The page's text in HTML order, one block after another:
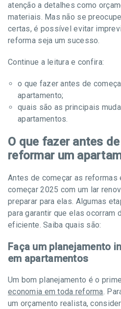
atenção a detalhes como
materiais. Mas não se
certas, é possível evitar
reforma seja um sucesso.
Continue a leitura e confira:
o que fazer antes de
apartamento;
quais são as principais
apartamentos.
O que fazer antes
reformar um
Antes de começar as reformas
começar 2025 com um lar
preparar para elas. Algumas
para garantir que elas ocorram
eficiente. Saiba quais são:
Faça um planejamento
em apartamentos
Um bom planejamento é o
economia em toda reforma.
um orçamento realista,